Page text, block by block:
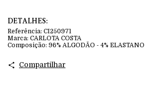
DETALHES:
Referência: CI250971
Marca: CARLOTA COSTA
Composição: 96% ALGODÃO - 4% ELASTANO
Compartilhar